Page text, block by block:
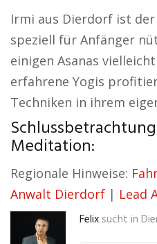
Irmi aus Dierdorf ist
speziell für Anfänger
einigen Asanas
erfahrene Yogis
Techniken in ihrem
Meditation:
Regionale Hinweise:
Anwalt Dierdorf | Lead
Felix sucht in